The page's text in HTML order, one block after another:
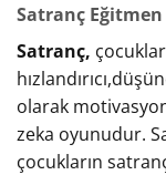
Satranç
Satranç,
olarak
zeka oyunudur.
çocukların